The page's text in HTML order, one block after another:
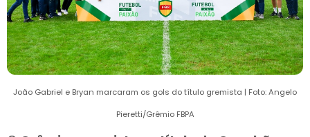
João Gabriel e Bryan marcaram os gols do título gremista | Foto: Angelo
Pieretti/Grêmio FBPA